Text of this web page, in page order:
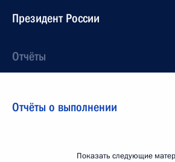
Президент России
Отчёты
Отчёты о выполнении
Показать следующие